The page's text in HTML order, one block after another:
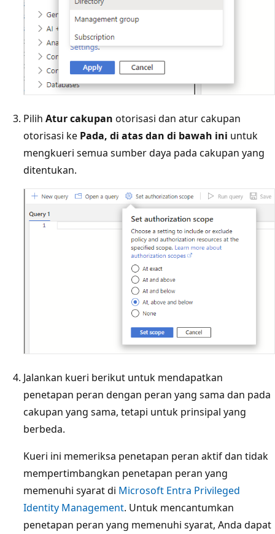
Pilih Atur cakupan otorisasi dan atur cakupan
otorisasi ke Pada, di atas dan di bawah ini untuk
mengkueri semua sumber daya pada cakupan yang
ditentukan.
Jalankan kueri berikut untuk mendapatkan
penetapan peran dengan peran yang sama dan pada
cakupan yang sama, tetapi untuk prinsipal yang
berbeda.
Kueri ini memeriksa penetapan peran aktif dan tidak
mempertimbangkan penetapan peran yang
memenuhi syarat di Microsoft Entra Privileged
Identity Management. Untuk mencantumkan
penetapan peran yang memenuhi syarat, Anda dapat